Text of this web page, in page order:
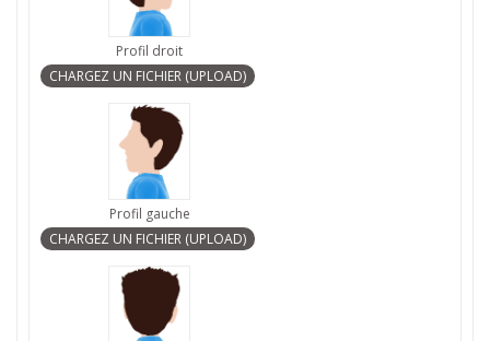
Profil droit
Profil gauche